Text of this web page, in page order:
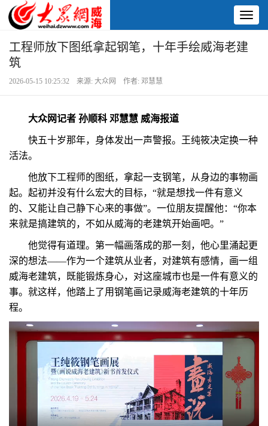
工程师放下图纸拿起钢笔，十年手绘威海老建
筑
2026-05-15 10:25:32 来源: 大众网 作者: 邓慧慧
大众网记者 孙顺科 邓慧慧 威海报道
快五十岁那年，身体发出一声警报。王纯筱决定换一种
活法。
他放下工程师的图纸，拿起一支钢笔，从身边的事物画
起。起初并没有什么宏大的目标，“就是想找一件有意义
的、又能让自己静下心来的事做”。一位朋友提醒他：“你本
来就是搞建筑的，不如从威海的老建筑开始画吧。”
他觉得有道理。第一幅画落成的那一刻，他心里涌起更
深的想法——作为一个建筑从业者，对建筑有感情，画一组
威海老建筑，既能锻炼身心，对这座城市也是一件有意义的
事。就这样，他踏上了用钢笔画记录威海老建筑的十年历
程。